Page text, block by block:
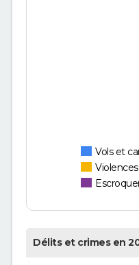
Vols et
Délits et crimes en